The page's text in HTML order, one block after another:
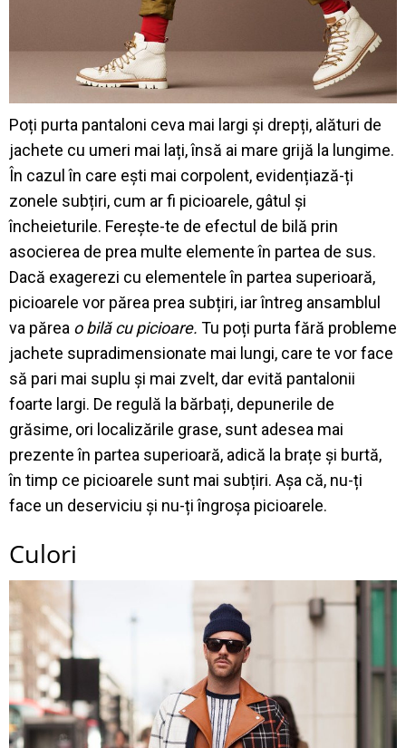
Poți purta pantaloni ceva mai largi și drepți, alături de
jachete cu umeri mai lați, însă ai mare grijă la lungime.
În cazul în care ești mai corpolent, evidențiază-ți
zonele subțiri, cum ar fi picioarele, gâtul și
încheieturile. Ferește-te de efectul de bilă prin
asocierea de prea multe elemente în partea de sus.
Dacă exagerezi cu elementele în partea superioară,
picioarele vor părea prea subțiri, iar întreg ansamblul
va părea o bilă cu picioare. Tu poți purta fără probleme
jachete supradimensionate mai lungi, care te vor face
să pari mai suplu și mai zvelt, dar evită pantalonii
foarte largi. De regulă la bărbați, depunerile de
grăsime, ori localizările grase, sunt adesea mai
prezente în partea superioară, adică la brațe și burtă,
în timp ce picioarele sunt mai subțiri. Așa că, nu-ți
face un deserviciu și nu-ți îngroșa picioarele.
Culori